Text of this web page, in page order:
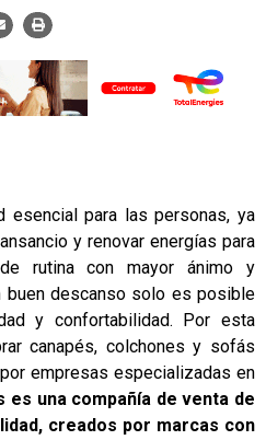
esencial para las personas, ya
y renovar energías para
rutina con mayor ánimo y
buen descanso solo es posible
y confortabilidad. Por esta
canapés, colchones y sofás
empresas especializadas en
es una compañía de venta de
creados por marcas con